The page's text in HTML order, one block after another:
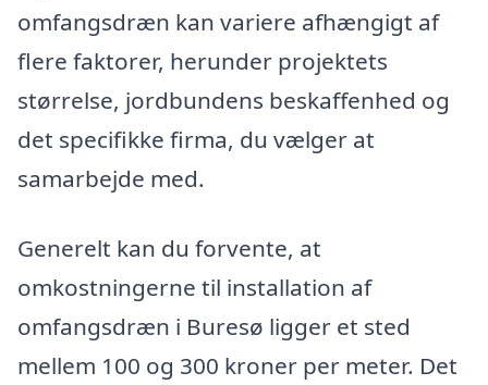
omfangsdræn kan variere afhængigt af
flere faktorer, herunder projektets
størrelse, jordbundens beskaffenhed og
det specifikke firma, du vælger at
samarbejde med.
Generelt kan du forvente, at
omkostningerne til installation af
omfangsdræn i Buresø ligger et sted
mellem 100 og 300 kroner per meter. Det